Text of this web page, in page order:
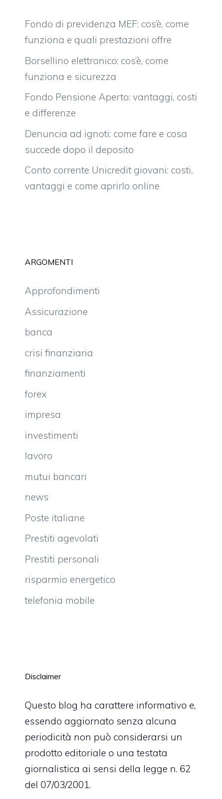
Fondo di previdenza MEF: cos’è, come
funziona e quali prestazioni offre
Borsellino elettronico: cos’è, come
funziona e sicurezza
Fondo Pensione Aperto: vantaggi, costi
e differenze
Denuncia ad ignoti: come fare e cosa
succede dopo il deposito
Conto corrente Unicredit giovani: costi,
vantaggi e come aprirlo online
ARGOMENTI
Approfondimenti
Assicurazione
banca
crisi finanziaria
finanziamenti
forex
impresa
investimenti
lavoro
mutui bancari
news
Poste italiane
Prestiti agevolati
Prestiti personali
risparmio energetico
telefonia mobile
Disclaimer
Questo blog ha carattere informativo e,
essendo aggiornato senza alcuna
periodicità non può considerarsi un
prodotto editoriale o una testata
giornalistica ai sensi della legge n. 62
del 07/03/2001.